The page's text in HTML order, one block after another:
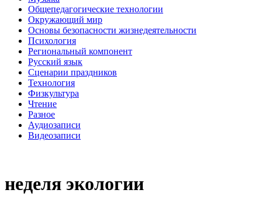
Общепедагогические технологии
Окружающий мир
Основы безопасности жизнедеятельности
Психология
Региональный компонент
Русский язык
Сценарии праздников
Технология
Физкультура
Чтение
Разное
Аудиозаписи
Видеозаписи
неделя экологии